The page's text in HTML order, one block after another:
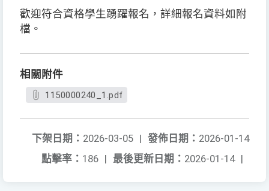
歡迎符合資格學生踴躍報名，詳細報名資料如附
檔。
相關附件
1150000240_1.pdf
發佈日期： 2026-01-14
下架日期： 2026-03-05 |
最後更新日期： 2026-01-14 |
點擊率： 186 |